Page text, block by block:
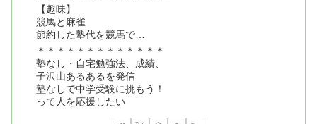
【趣味】
競馬と麻雀
節約した塾代を競馬で…
＊＊＊＊＊＊＊＊＊＊＊＊＊
塾なし・自宅勉強法、成績、
子沢山あるあるを発信
塾なしで中学受験に挑もう！
って人を応援したい